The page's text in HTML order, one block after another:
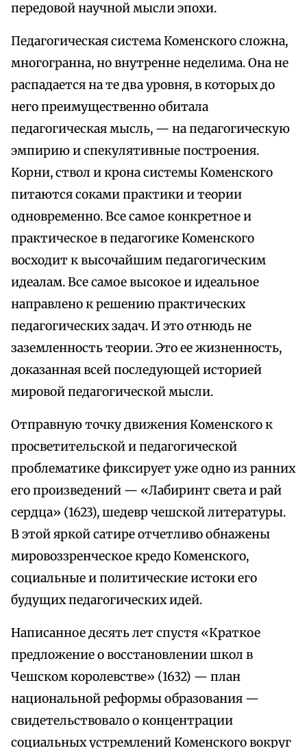
передовой научной мысли эпохи.
Педагогическая система Коменского сложна,
многогранна, но внутренне неделима. Она не
распадается на те два уровня, в которых до
него преимущественно обитала
педагогическая мысль, — на педагогическую
эмпирию и спекулятивные построения.
Корни, ствол и крона системы Коменского
питаются соками практики и теории
одновременно. Все самое конкретное и
практическое в педагогике Коменского
восходит к высочайшим педагогическим
идеалам. Все самое высокое и идеальное
направлено к решению практических
педагогических задач. И это отнюдь не
заземленность теории. Это ее жизненность,
доказанная всей последующей историей
мировой педагогической мысли.
Отправную точку движения Коменского к
просветительской и педагогической
проблематике фиксирует уже одно из ранних
его произведений — «Лабиринт света и рай
сердца» (1623), шедевр чешской литературы.
В этой яркой сатире отчетливо обнажены
мировоззренческое кредо Коменского,
социальные и политические истоки его
будущих педагогических идей.
Написанное десять лет спустя «Краткое
предложение о восстановлении школ в
Чешском королевстве» (1632) — план
национальной реформы образования —
свидетельствовало о концентрации
социальных устремлений Коменского вокруг